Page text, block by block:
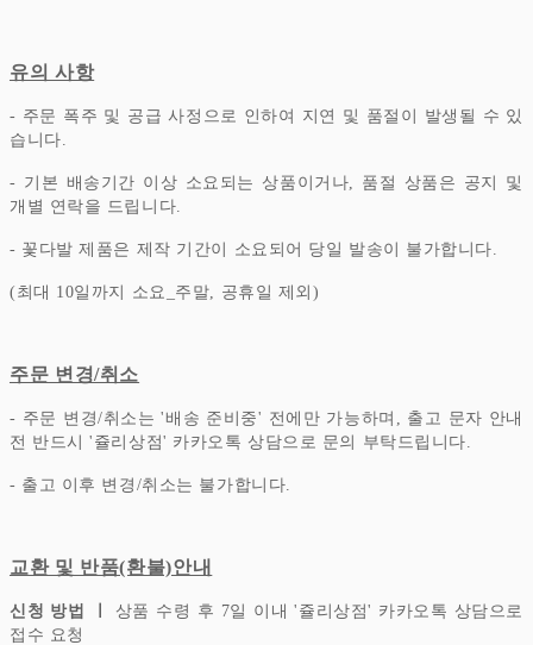
유의 사항
- 주문 폭주 및 공급 사정으로 인하여 지연 및 품절이 발생될 수 있
습니다.
- 기본 배송기간 이상 소요되는 상품이거나, 품절 상품은 공지 및
개별 연락을 드립니다.
- 꽃다발 제품은 제작 기간이 소요되어 당일 발송이 불가합니다.
(최대 10일까지 소요_주말, 공휴일 제외)
주문 변경/취소
- 주문 변경/취소는 '배송 준비중' 전에만 가능하며, 출고 문자 안내
전 반드시 '쥴리상점' 카카오톡 상담으로 문의 부탁드립니다.
- 출고 이후 변경/취소는 불가합니다.
교환 및 반품(환불)안내
신청 방법 ㅣ 상품 수령 후 7일 이내 '쥴리상점' 카카오톡 상담으로
접수 요청